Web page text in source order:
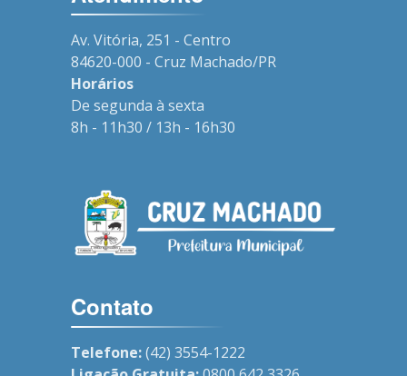
Av. Vitória, 251 - Centro
84620-000 - Cruz Machado/PR
Horários
De segunda à sexta
8h - 11h30 / 13h - 16h30
Contato
Telefone:(42) 3554-1222